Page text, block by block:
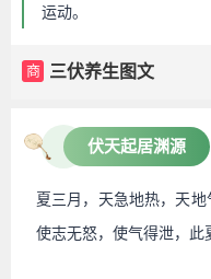
运动。
商 三伏养生图文
伏天起居渊源
夏三月，天急地热，天地
使志无怒，使气得泄，此